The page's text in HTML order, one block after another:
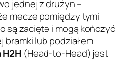
jednej z drużyn –
mecze pomiędzy tymi
są zacięte i mogą kończyć
bramki lub podziałem
H2H (Head-to-Head) jest